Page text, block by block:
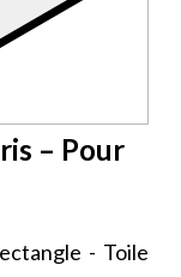
– Pour
- Toile